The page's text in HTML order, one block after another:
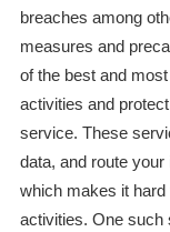
breaches among
measures and
of the best and
activities and
service. These
data, and route
which makes it
activities. One such